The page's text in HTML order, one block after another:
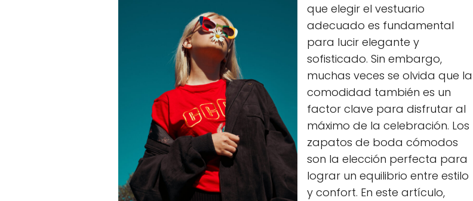
que elegir el vestuario
adecuado es fundamental
para lucir elegante y
sofisticado. Sin embargo,
muchas veces se olvida que la
comodidad también es un
factor clave para disfrutar al
máximo de la celebración. Los
zapatos de boda cómodos
son la elección perfecta para
lograr un equilibrio entre estilo
y confort. En este artículo,